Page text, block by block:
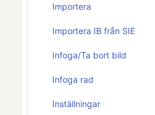
Importera
Importera IB från SIE
Infoga/Ta bort bild
Infoga rad
Inställningar